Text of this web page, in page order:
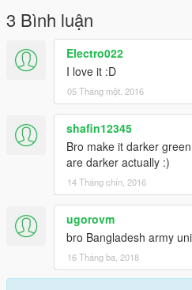
3 Bình luận
Electro022
I love it :D
05 Tháng một, 2016
shafin12345
Bro make it darker
are darker actually :)
14 Tháng chín, 2016
ugorovm
bro Bangladesh army
16 Tháng ba, 2018